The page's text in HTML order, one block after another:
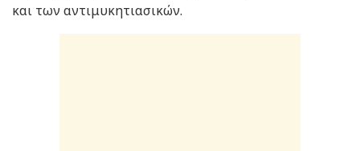
και των αντιμυκητιασικών.